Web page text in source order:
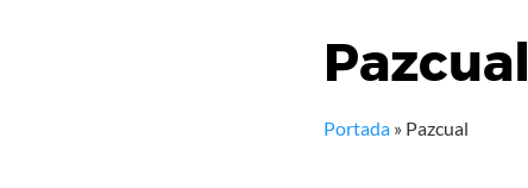
Pazcual
Portada » Pazcual